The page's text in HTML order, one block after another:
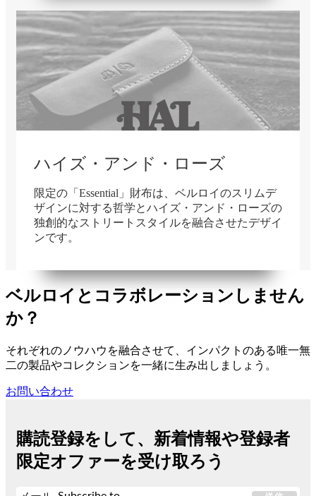
在庫切れ
ハイズ・アンド・ローズ
限定の「Essential」財布は、ベルロイのスリムデ
ザインに対する哲学とハイズ・アンド・ローズの
独創的なストリートスタイルを融合させたデザイ
ンです。
ベルロイとコラボレーションしません
か？
それぞれのノウハウを融合させて、インパクトのある唯一無
二の製品やコレクションを一緒に生み出しましょう。
お問い合わせ
購読登録をして、新着情報や登録者
限定オファーを受け取ろう